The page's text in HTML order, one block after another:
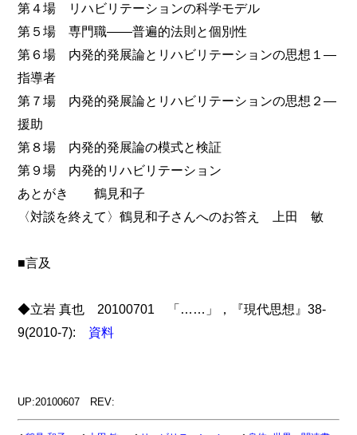
第４場 リハビリテーションの科学モデル
第５場 専門職――普遍的法則と個別性
第６場 内発的発展論とリハビリテーションの思想１―
指導者
第７場 内発的発展論とリハビリテーションの思想２―
援助
第８場 内発的発展論の模式と検証
第９場 内発的リハビリテーション
あとがき 鶴見和子
〈対談を終えて〉鶴見和子さんへのお答え 上田 敏
■言及
◆立岩 真也 20100701 「……」，『現代思想』38-
9(2010-7): 資料
UP:20100607 REV: